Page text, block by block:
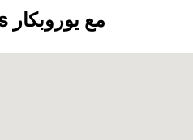
اكتشف Ancenis مع يوروبكار